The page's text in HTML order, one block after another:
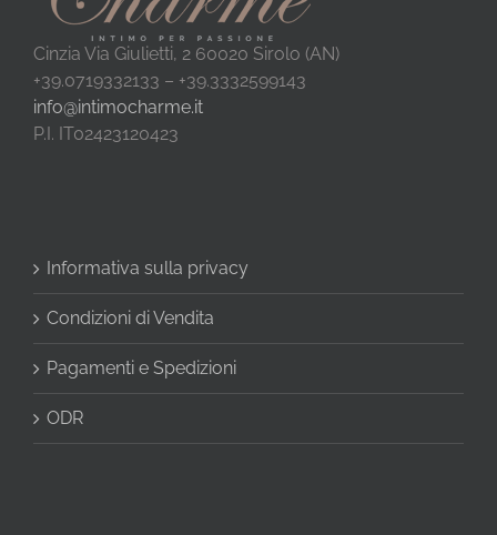
Cinzia Via Giulietti, 2 60020 Sirolo (AN)
+39.0719332133 – +39.3332599143
info@intimocharme.it
P.I. IT02423120423
Informativa sulla privacy
Condizioni di Vendita
Pagamenti e Spedizioni
ODR